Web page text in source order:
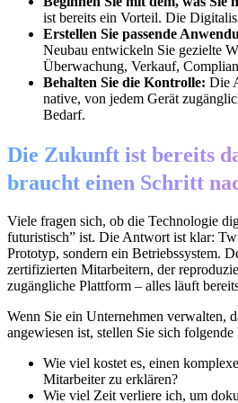
ist bereits ein Vorteil. Die
Erstellen Sie passende
Neubau entwickeln Sie gezielte
Überwachung, Verkauf,
Behalten Sie die Kontrolle: Die
native, von jedem Gerät
Bedarf.
Die Zukunft ist bereits
braucht einen Schritt
Viele fragen sich, ob die Technologie
futuristisch” ist. Die Antwort ist klar:
Prototyp, sondern ein Betriebssystem.
zertifizierten Mitarbeitern, der
zugängliche Plattform – alles läuft
Wenn Sie ein Unternehmen verwalten,
angewiesen ist, stellen Sie sich folgende
Wie viel kostet es, einen
Mitarbeiter zu erklären?
Wie viel Zeit verliere ich, um